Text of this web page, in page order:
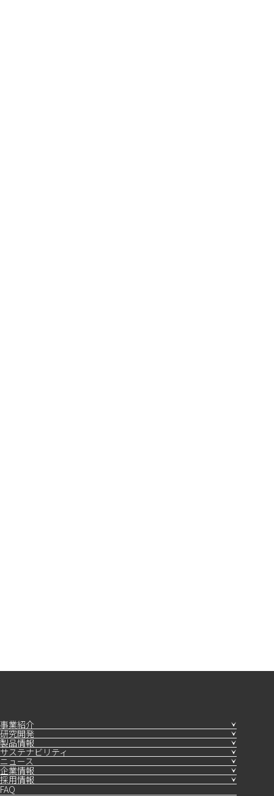
事業紹介
研究開発
製品情報
サステナビリティ
ニュース
企業情報
採用情報
FAQ